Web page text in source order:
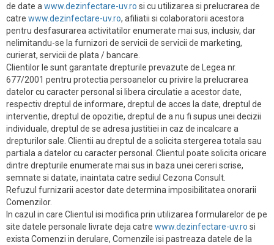
de date a www.dezinfectare-uv.ro si cu utilizarea si prelucrarea de
catre www.dezinfectare-uv.ro, afiliatii si colaboratorii acestora
pentru desfasurarea activitatilor enumerate mai sus, inclusiv, dar
nelimitandu-se la furnizori de servicii de servicii de marketing,
curierat, servicii de plata / bancare.
Clientilor le sunt garantate drepturile prevazute de Legea nr.
677/2001 pentru protectia persoanelor cu privire la prelucrarea
datelor cu caracter personal si libera circulatie a acestor date,
respectiv dreptul de informare, dreptul de acces la date, dreptul de
interventie, dreptul de opozitie, dreptul de a nu fi supus unei decizii
individuale, dreptul de se adresa justitiei in caz de incalcare a
drepturilor sale. Clientii au dreptul de a solicita stergerea totala sau
partiala a datelor cu caracter personal. Clientul poate solicita oricare
dintre drepturile enumerate mai sus in baza unei cereri scrise,
semnate si datate, inaintata catre sediul Cezona Consult.
Refuzul furnizarii acestor date determina imposibilitatea onorarii
Comenzilor.
In cazul in care Clientul isi modifica prin utilizarea formularelor de pe
site datele personale livrate deja catre www.dezinfectare-uv.ro si
exista Comenzi in derulare, Comenzile isi pastreaza datele de la